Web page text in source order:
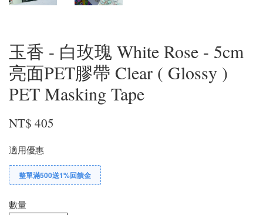
玉香 - 白玫瑰 White Rose - 5cm
亮面PET膠帶 Clear ( Glossy )
PET Masking Tape
NT$ 405
適用優惠
整單滿500送1%回饋金
數量